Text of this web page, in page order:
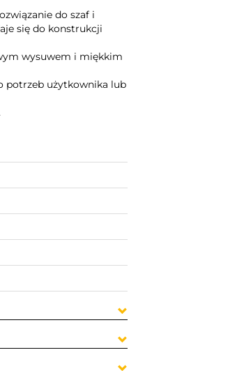
do szaf i
się do konstrukcji
wysuwem i miękkim
potrzeb użytkownika lub